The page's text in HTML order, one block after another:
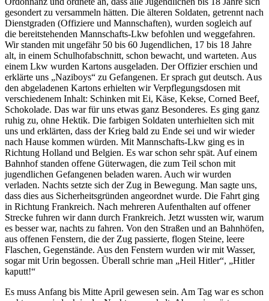
gesondert zu versammeln hätten. Die älteren Soldaten, getrennt nach
Dienstgraden (Offiziere und Mannschaften), wurden sogleich auf
die bereitstehenden Mannschafts-Lkw befohlen und weggefahren.
Wir standen mit ungefähr 50 bis 60 Jugendlichen, 17 bis 18 Jahre
alt, in einem Schulhofabschnitt, schon bewacht, und warteten. Aus
einem Lkw wurden Kartons ausgeladen. Der Offizier erschien und
erklärte uns
Naziboys
zu Gefangenen. Er sprach gut deutsch. Aus
den abgeladenen Kartons erhielten wir Verpflegungsdosen mit
verschiedenem Inhalt: Schinken mit Ei, Käse, Kekse, Corned Beef,
Schokolade. Das war für uns etwas ganz Besonderes. Es ging ganz
ruhig zu, ohne Hektik. Die farbigen Soldaten unterhielten sich mit
uns und erklärten, dass der Krieg bald zu Ende sei und wir wieder
nach Hause kommen würden. Mit Mannschafts-Lkw ging es in
Richtung Holland und Belgien. Es war schon sehr spät. Auf einem
Bahnhof standen offene Güterwagen, die zum Teil schon mit
jugendlichen Gefangenen beladen waren. Auch wir wurden
verladen. Nachts setzte sich der Zug in Bewegung. Man sagte uns,
dass dies aus Sicherheitsgründen angeordnet wurde. Die Fahrt ging
in Richtung Frankreich. Nach mehreren Aufenthalten auf offener
Strecke fuhren wir dann durch Frankreich. Jetzt wussten wir, warum
es besser war, nachts zu fahren. Von den Straßen und an Bahnhöfen,
aus offenen Fenstern, die der Zug passierte, flogen Steine, leere
Flaschen, Gegenstände. Aus den Fenstern wurden wir mit Wasser,
sogar mit Urin begossen. Überall schrie man
Heil Hitler ,
Hitler
kaputt!
Es muss Anfang bis Mitte April gewesen sein. Am Tag war es schon